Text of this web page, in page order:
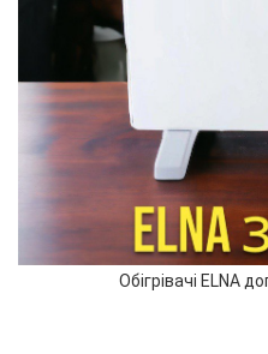
Обігрівачі ELNA